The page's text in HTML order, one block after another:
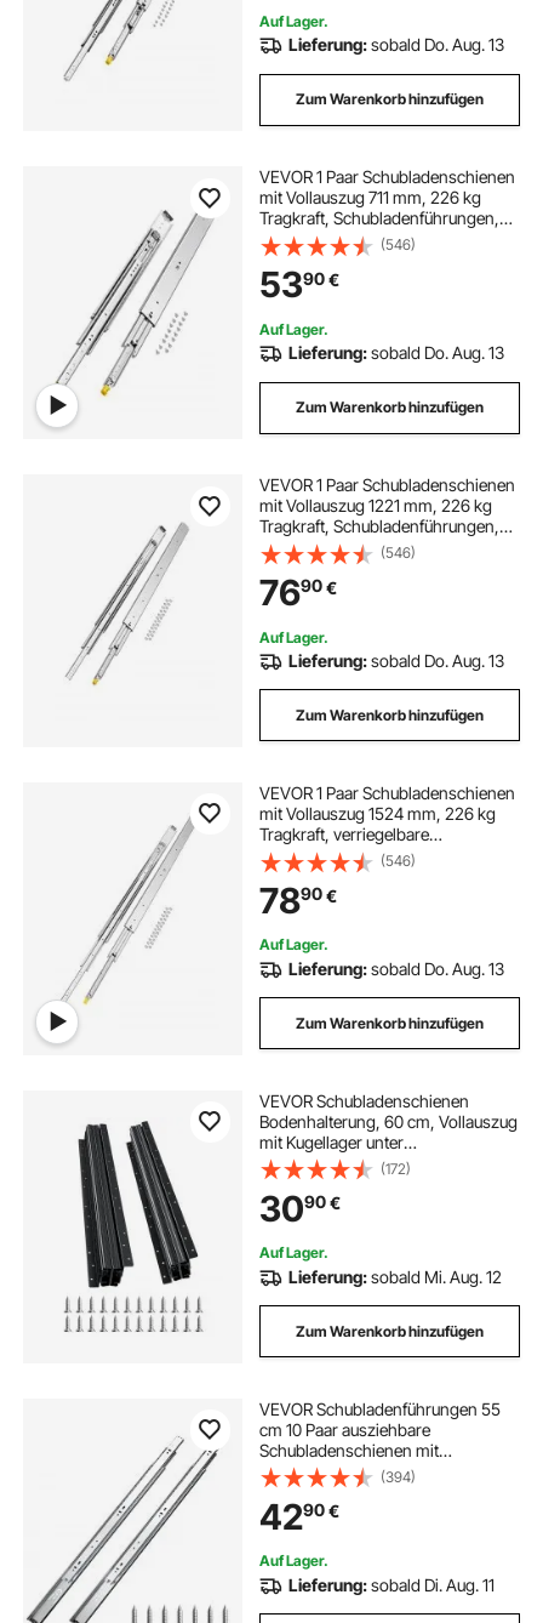
Auf Lager.
Lieferung:sobald Do. Aug. 13
Zum Warenkorb hinzufügen
VEVOR 1 Paar Schubladenschienen
mit Vollauszug 711 mm, 226 kg
Tragkraft, Schubladenführungen,
Kugellager mit Sperre, seitlich
montierte Teleskopschienen, ideal
für Schränke, Industrieschubladen
(546)
5390€
Auf Lager.
Lieferung:sobald Do. Aug. 13
Zum Warenkorb hinzufügen
VEVOR 1 Paar Schubladenschienen
mit Vollauszug 1221 mm, 226 kg
Tragkraft, Schubladenführungen,
Kugellager mit Sperre, seitlich
montierte Teleskopschienen für
Regale, Schränke,
Industrieschubladen
(546)
7690€
Auf Lager.
Lieferung:sobald Do. Aug. 13
Zum Warenkorb hinzufügen
VEVOR 1 Paar Schubladenschienen
mit Vollauszug 1524 mm, 226 kg
Tragkraft, verriegelbare
Schubladenführung, Kugellager mit
Sperre, seitlich montierte
Schubladenauszug,
Auszugsschienen
(546)
7890€
Auf Lager.
Lieferung:sobald Do. Aug. 13
Zum Warenkorb hinzufügen
VEVOR Schubladenschienen
Bodenhalterung, 60 cm, Vollauszug
mit Kugellager unter
Treppenschrankschienen, 117 kg
Tragkraft, Unterschienen für
Treppenschrankgleiter, zum
Selbstaustausch, schwarz
(172)
3090€
Auf Lager.
Lieferung:sobald Mi. Aug. 12
Zum Warenkorb hinzufügen
VEVOR Schubladenführungen 55
cm 10 Paar ausziehbare
Schubladenschienen mit
Kugellager, 45 kg Tragkraft, robuste
seitlich montierte
Kommodenschubladenführungen,
Schubladenschienen für den DIY-
Ersatz
(394)
4290€
Auf Lager.
Lieferung:sobald Di. Aug. 11